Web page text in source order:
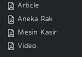
Article
Aneka Rak
Mesin Kasir
Video